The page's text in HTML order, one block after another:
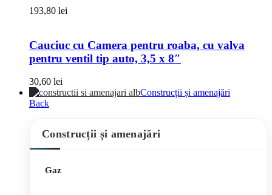
193,80 lei
Cauciuc cu Camera pentru roaba, cu valva
pentru ventil tip auto, 3,5 x 8″
30,60 lei
Construcții și amenajări
Back
Construcții și amenajări
Gaz